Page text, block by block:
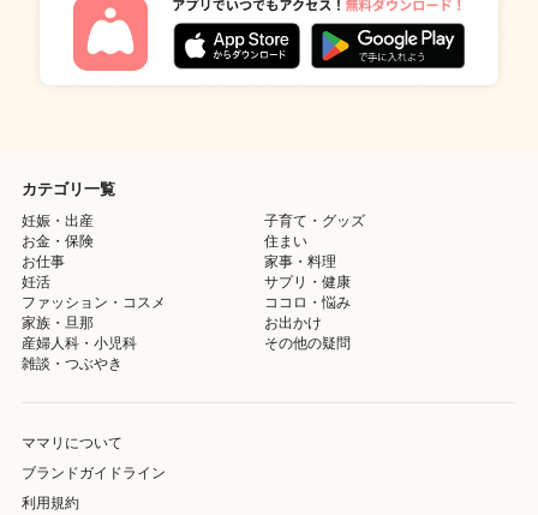
カテゴリ一覧
妊娠・出産
子育て・グッズ
お金・保険
住まい
お仕事
家事・料理
妊活
サプリ・健康
ファッション・コスメ
ココロ・悩み
家族・旦那
お出かけ
産婦人科・小児科
その他の疑問
雑談・つぶやき
ママリについて
ブランドガイドライン
利用規約